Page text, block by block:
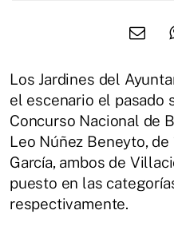
Los Jardines del
el escenario el pasado
Concurso Nacional de
Leo Núñez Beneyto, de
García, ambos de
puesto en las
respectivamente.